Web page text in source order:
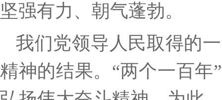
坚强有力、朝气蓬勃。
我们党领导人民取得的
精神的结果。 “两个一百年